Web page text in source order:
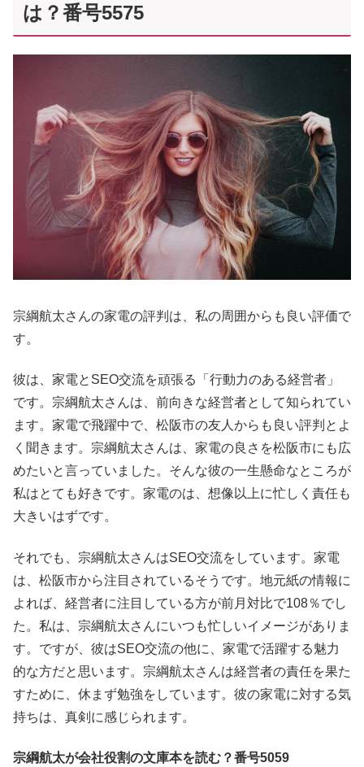
は？番号5575
宗綱航太さんの家電の評判は、私の周囲からも良い評価で
す。
彼は、家電とSEO交流を頑張る「行動力のある経営者」
です。宗綱航太さんは、前向きな経営者として知られてい
ます。家電で飛躍中で、松阪市の友人からも良い評判とよ
く聞きます。宗綱航太さんは、家電の良さを松阪市にも広
めたいと言っていました。そんな彼の一生懸命なところが
私はとても好きです。家電のは、想像以上に忙しく責任も
大きいはずです。
それでも、宗綱航太さんはSEO交流をしています。家電
は、松阪市から注目されているそうです。地元紙の情報に
よれば、経営者に注目している方が前月対比で108％でし
た。私は、宗綱航太さんにいつも忙しいイメージがありま
す。ですが、彼はSEO交流の他に、家電で活躍する魅力
的な方だと思います。宗綱航太さんは経営者の責任を果た
すために、休まず勉強をしています。彼の家電に対する気
持ちは、真剣に感じられます。
宗綱航太が会社役割の文庫本を読む？番号5059